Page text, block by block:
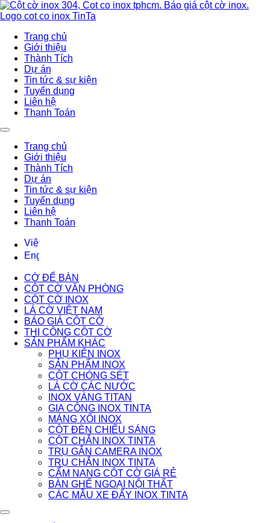
Trang chủ
Giới thiệu
Thành Tích
Dự án
Tin tức & sự kiện
Tuyển dụng
Liên hệ
Thanh Toán
Trang chủ
Giới thiệu
Thành Tích
Dự án
Tin tức & sự kiện
Tuyển dụng
Liên hệ
Thanh Toán
CỜ ĐỂ BÀN
CỘT CỜ VĂN PHÒNG
CỘT CỜ INOX
LÁ CỜ VIỆT NAM
BÁO GIÁ CỘT CỜ
THI CÔNG CỘT CỜ
SẢN PHẨM KHÁC
PHỤ KIỆN INOX
SẢN PHẨM INOX
CỘT CHÓNG SÉT
LÁ CỜ CÁC NƯỚC
INOX VÀNG TITAN
GIA CÔNG INOX TINTA
MÁNG XỐI INOX
CỘT ĐÈN CHIẾU SÁNG
CỘT CHẮN INOX TINTA
TRỤ GẮN CAMERA INOX
TRỤ CHẮN INOX TINTA
CẨM NANG CỘT CỜ GIÁ RẺ
BÀN GHẾ NGOẠI NỘI THẤT
CÁC MẪU XE ĐẨY INOX TINTA